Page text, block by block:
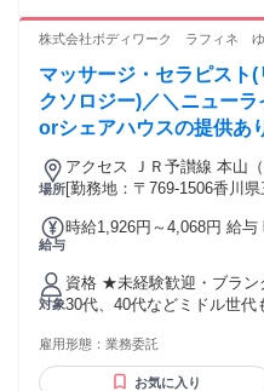
灸師・あん摩マッサージ指
面接でお伝えします。 もし
ださい！
株式会社ボディワーク ラフィネ ゆ
マッサージ・セラピスト
クソロジー)／＼ニュー
orシェアハウスの提供
で新しい人生を♪
場所
アクセス ＪＲ予讃線 本山
比地大徒歩約38分、ＪＲ予
[勤務地：〒769-1506香川
給与
時給1,926円～4,068円 給与
対象
資格 ★未経験歓迎・ブラン
30代、40代などミドル世代も多
タッフも多数 ◆男女比 １：９ 女性
も大歓迎！優遇します】
雇用形態： 業務委託
お気に入り